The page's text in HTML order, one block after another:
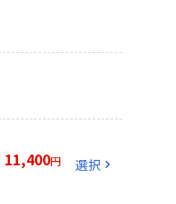
11,400円 選択 chevron_right